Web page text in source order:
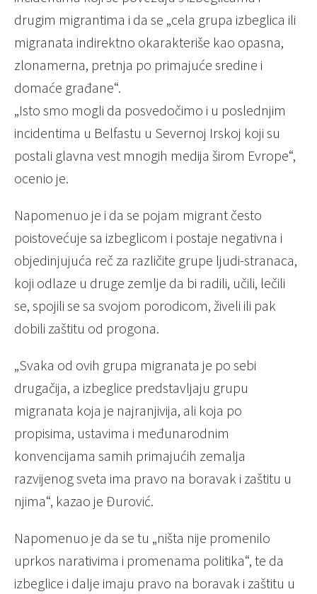
drugim migrantima i da se „cela grupa izbeglica ili
migranata indirektno okarakteriše kao opasna,
zlonamerna, pretnja po primajuće sredine i
domaće građane“.
„Isto smo mogli da posvedočimo i u poslednjim
incidentima u Belfastu u Severnoj Irskoj koji su
postali glavna vest mnogih medija širom Evrope“,
ocenio je.
Napomenuo je i da se pojam migrant često
poistovećuje sa izbeglicom i postaje negativna i
objedinjujuća reč za različite grupe ljudi-stranaca,
koji odlaze u druge zemlje da bi radili, učili, lečili
se, spojili se sa svojom porodicom, živeli ili pak
dobili zaštitu od progona.
„Svaka od ovih grupa migranata je po sebi
drugačija, a izbeglice predstavljaju grupu
migranata koja je najranjivija, ali koja po
propisima, ustavima i međunarodnim
konvencijama samih primajućih zemalja
razvijenog sveta ima pravo na boravak i zaštitu u
njima“, kazao je Đurović.
Napomenuo je da se tu „ništa nije promenilo
uprkos narativima i promenama politika“, te da
izbeglice i dalje imaju pravo na boravak i zaštitu u